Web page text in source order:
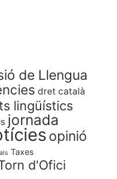
de Llengua
dret català
lingüístics
jornada
opinió
Taxes
d'Ofici